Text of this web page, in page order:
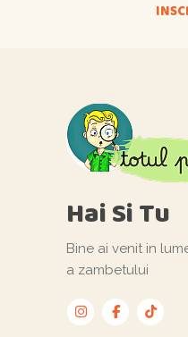
Hai Si Tu
Bine ai venit in
a zambetului